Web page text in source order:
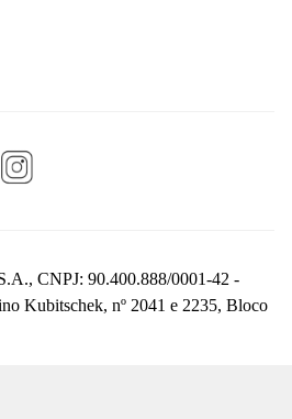
CNPJ: 90.400.888/0001-42 -
Kubitschek, nº 2041 e 2235, Bloco